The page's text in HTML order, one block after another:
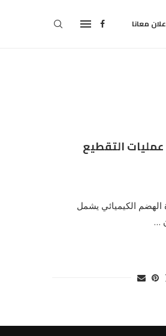
معانا
التقطيع
الهضم الكيميائي يشمل
…